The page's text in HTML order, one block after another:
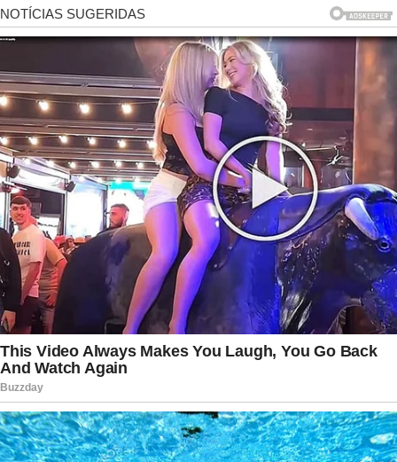
vida pessoal. Muitos internautas destacaram
justamente esse aspecto, elogiando a postura da
apresentadora e ressaltando a importância da
empatia em momentos de despedida.
Nas redes sociais, seguidores também
compartilharam lembranças sobre Hugo
Bonemer e a forte relação que ele sempre
demonstrou ter com a avó. Diversos
comentários destacaram que o carinho entre os
dois era frequentemente percebido em
publicações feitas pelo ator ao longo dos anos.
Para muitos usuários, a despedida emocionada
refletiu a intensidade desse vínculo familiar,
despertando identificação entre pessoas que
também já enfrentaram a perda de familiares